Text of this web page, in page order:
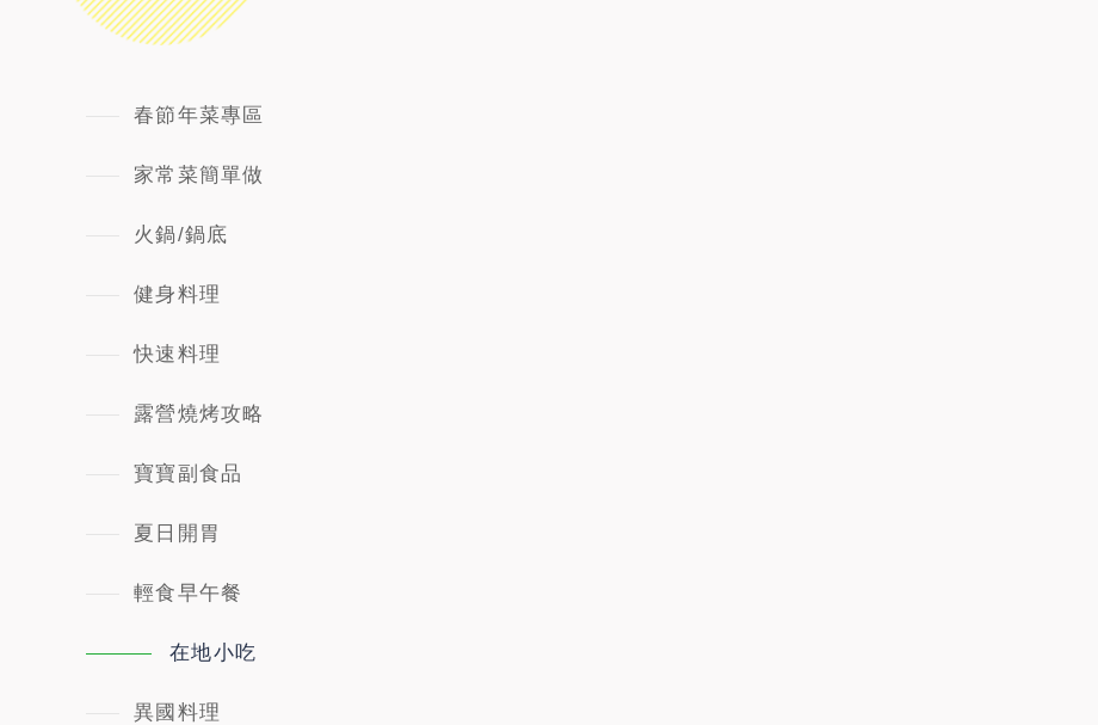
春節年菜專區
家常菜簡單做
火鍋/鍋底
健身料理
快速料理
露營燒烤攻略
寶寶副食品
夏日開胃
輕食早午餐
在地小吃
異國料理